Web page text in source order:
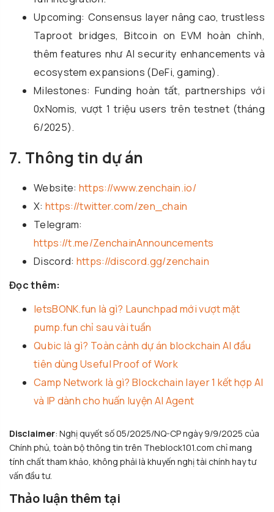
Upcoming: Consensus layer nâng cao, trustless
Taproot bridges, Bitcoin on EVM hoàn chỉnh,
thêm features như AI security enhancements và
ecosystem expansions (DeFi, gaming).
Milestones: Funding hoàn tất, partnerships với
0xNomis, vượt 1 triệu users trên testnet (tháng
6/2025).
7. Thông tin dự án
Website: https://www.zenchain.io/
X: https://twitter.com/zen_chain
Telegram:
https://t.me/ZenchainAnnouncements
Discord: https://discord.gg/zenchain
Đọc thêm:
letsBONK.fun là gì? Launchpad mới vượt mặt
pump.fun chỉ sau vài tuần
Qubic là gì? Toàn cảnh dự án blockchain AI đầu
tiên dùng Useful Proof of Work
Camp Network là gì? Blockchain layer 1 kết hợp AI
và IP dành cho huấn luyện AI Agent
Disclaimer: Nghị quyết số 05/2025/NQ-CP ngày 9/9/2025 của
Chính phủ, toàn bộ thông tin trên Theblock101.com chỉ mang
tính chất tham khảo, không phải là khuyến nghị tài chính hay tư
vấn đầu tư.
Thảo luận thêm tại